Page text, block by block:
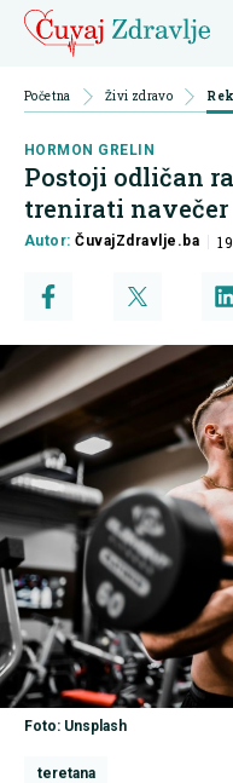
Početna Živi zdravo
HORMON GRELIN
Postoji odličan
trenirati navečer
Autor:ČuvajZdravlje.ba
Foto: Unsplash
teretana